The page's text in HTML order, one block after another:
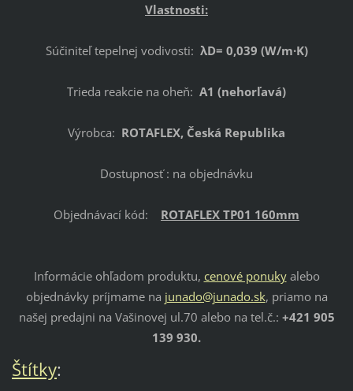
Vlastnosti:
Súčiniteľ tepelnej vodivosti: λD= 0,039 (W/m·K)
Trieda reakcie na oheň: A1 (nehorľavá)
Výrobca: ROTAFLEX, Česká Republika
Dostupnosť : na objednávku
Objednávací kód: ROTAFLEX TP01 160mm
Informácie ohľadom produktu, cenové ponukyalebo
objednávky príjmame na junado@junado.sk, priamo na
našej predajni na Vašinovej ul.70 alebo na tel.č.: +421 905
139 930.
Štítky: